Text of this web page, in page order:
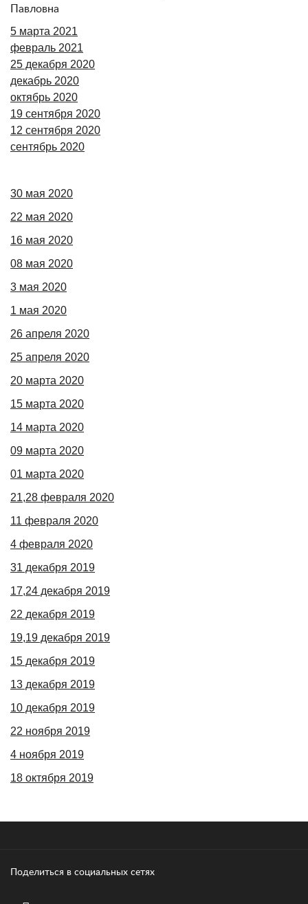
Павловна
5 марта 2021
февраль 2021
25 декабря 2020
декабрь 2020
октябрь 2020
19 сентября 2020
12 сентября 2020
сентябрь 2020
30 мая 2020
22 мая 2020
16 мая 2020
08 мая 2020
3 мая 2020
1 мая 2020
26 апреля 2020
25 апреля 2020
20 марта 2020
15 марта 2020
14 марта 2020
09 марта 2020
01 марта 2020
21,28 февраля 2020
11 февраля 2020
4 февраля 2020
31 декабря 2019
17,24 декабря 2019
22 декабря 2019
19,19 декабря 2019
15 декабря 2019
13 декабря 2019
10 декабря 2019
22 ноября 2019
4 ноября 2019
18 октября 2019
Поделиться в социальных сетях